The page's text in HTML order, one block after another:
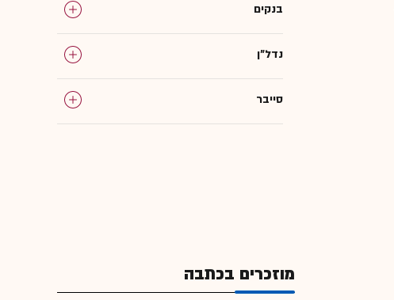
בנקים
נדל"ן
סייבר
ריכוזיות במשק
מוזכרים בכתבה